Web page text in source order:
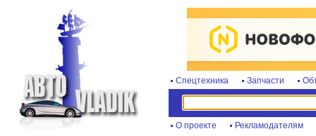
Спецтехника Запчасти
О проекте Рекламодателям